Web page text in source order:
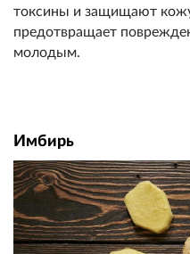
токсины и защищают
предотвращает
молодым.
Имбирь